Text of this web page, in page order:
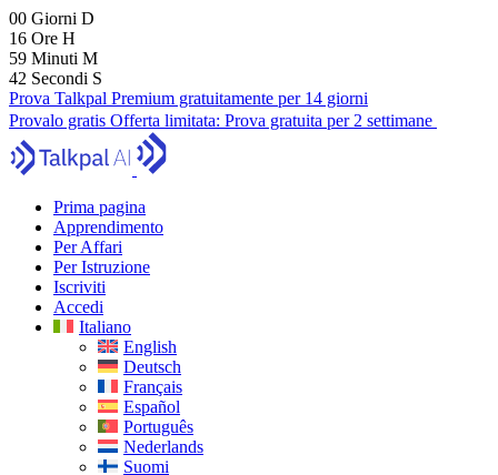
00 Giorni D
16 Ore H
59 Minuti M
40 Secondi S
Prova Talkpal Premium gratuitamente per 14 giorni
Provalo gratis Offerta limitata: Prova gratuita per 2 settimane
Prima pagina
Apprendimento
Per Affari
Per Istruzione
Iscriviti
Accedi
Italiano
English
Deutsch
Français
Español
Português
Nederlands
Suomi